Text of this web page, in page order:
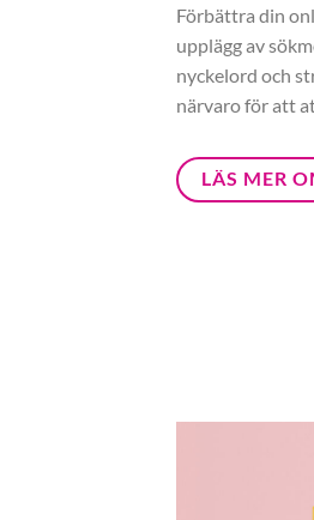
Förbättra din
upplägg av
nyckelord och
närvaro för att
LÄS MER